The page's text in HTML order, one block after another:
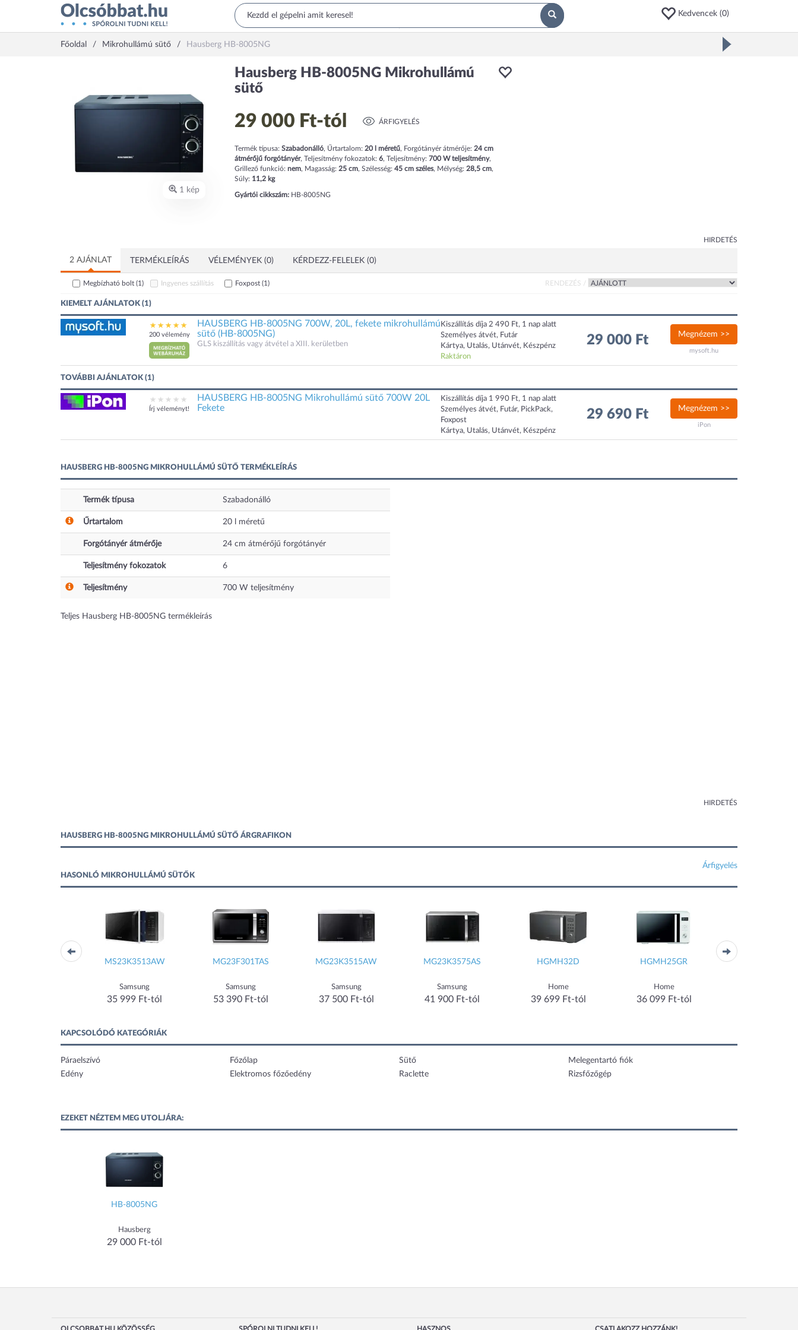
Kedvencek (0)
Főoldal Mikrohullámú sütő Hausberg HB-8005NG
1 kép
Hausberg HB-8005NG Mikrohullámú
sütő
29 000 Ft-tól ÁRFIGYELÉS
Termék típusa: Szabadonálló, Űrtartalom: 20 méretű, Forgótányér átmérője: 24 cm
átmérőjű forgótányér, Teljesítmény fokozatok: 6, Teljesítmény: 700W teljesítmény,
Grillező funkció: nem, Magasság: 25 cm, Szélesség: 45 cmszéles, Mélység: 28,5 cm,
Súly: 11,2 kg
Gyártói cikkszám:HB-8005NG
HIRDETÉS
2 AJÁNLAT TERMÉKLEÍRÁS VÉLEMÉNYEK (0) KÉRDEZZ-FELELEK (0)
Megbízható bolt (1) Ingyenes szállítás Foxpost (1) RENDEZÉS /
KIEMELT AJÁNLATOK (1)
200 vélemény
HAUSBERG HB-8005NG 700W, 20L, fekete mikrohullámú
sütő (HB-8005NG)
GLS kiszállítás vagy átvétel a XIII. kerületben
Kiszállítás díja 2 490 Ft, 1 nap alatt
Személyes átvét, Futár
Kártya, Utalás, Utánvét, Készpénz
Raktáron
29 000 Ft Megnézem >>
mysoft.hu
TOVÁBBI AJÁNLATOK (1)
Írj véleményt!
HAUSBERG HB-8005NG Mikrohullámú sütő 700W 20L
Fekete
Kiszállítás díja 1 990 Ft, 1 nap alatt
Személyes átvét, Futár, PickPack,
Foxpost
Kártya, Utalás, Utánvét, Készpénz
29 690 Ft Megnézem >>
iPon
HAUSBERG HB-8005NG MIKROHULLÁMÚ SÜTŐ TERMÉKLEÍRÁS
Termék típusa Szabadonálló
Űrtartalom 20 méretű
Forgótányér átmérője 24 cm átmérőjű forgótányér
Teljesítmény fokozatok 6
Teljesítmény 700 W teljesítmény
Teljes Hausberg HB-8005NG termékleírás
HIRDETÉS
HAUSBERG HB-8005NG MIKROHULLÁMÚ SÜTŐ ÁRGRAFIKON
Árfigyelés
HASONLÓ MIKROHULLÁMÚ SÜTŐK
MS23K3513AW
Samsung
35 999 Ft-tól
MG23F301TAS
Samsung
53 390 Ft-tól
MG23K3515AW
Samsung
37 500 Ft-tól
MG23K3575AS
Samsung
41 900 Ft-tól
HGMH32D
Home
39 699 Ft-tól
HGMH25GR
Home
36 099 Ft-tól
KAPCSOLÓDÓ KATEGÓRIÁK
Páraelszívó Főzőlap Sütő
Melegentartó fiók
Edény
Elektromos főzőedény Raclette Rizsfőzőgép
EZEKET NÉZTEM MEG UTOLJÁRA:
HB-8005NG
Hausberg
29 000 Ft-tól